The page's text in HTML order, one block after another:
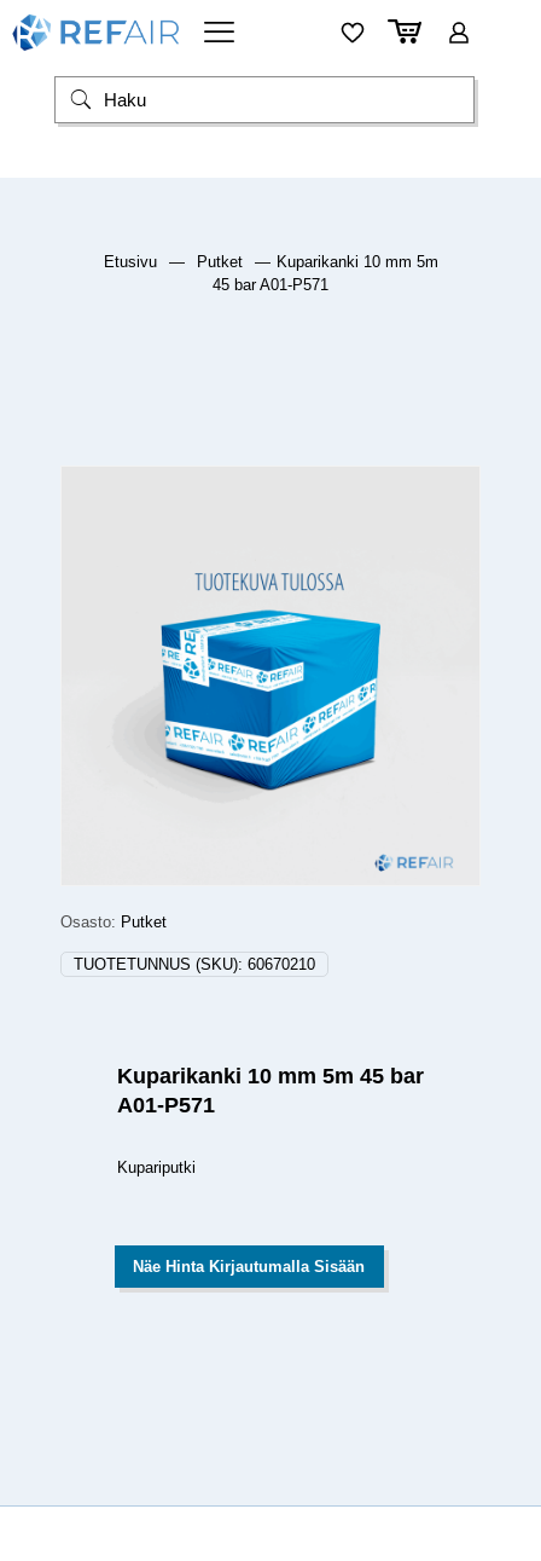
Etusivu — Putket — Kuparikanki 10 mm 5m
45 bar A01-P571
Osasto: Putket
TUOTETUNNUS (SKU): 60670210
Kuparikanki 10 mm 5m 45 bar
A01-P571
Kupariputki
Näe Hinta Kirjautumalla Sisään